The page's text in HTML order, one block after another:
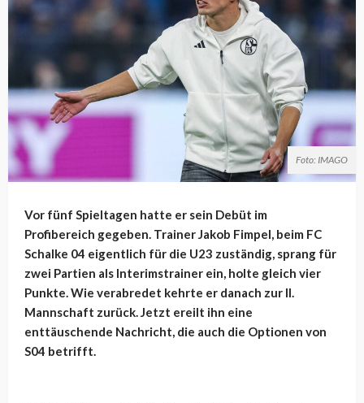
Foto: IMAGO
Vor fünf Spieltagen hatte er sein Debüt im
Profibereich gegeben. Trainer Jakob Fimpel, beim FC
Schalke 04 eigentlich für die U23 zuständig, sprang für
zwei Partien als Interimstrainer ein, holte gleich vier
Punkte. Wie verabredet kehrte er danach zur II.
Mannschaft zurück. Jetzt ereilt ihn eine
enttäuschende Nachricht, die auch die Optionen von
S04 betrifft.